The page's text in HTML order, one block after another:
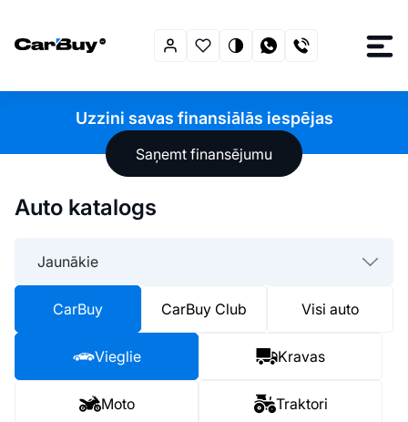
Uzzini savas finansiālās iespējas
Saņemt finansējumu
Auto katalogs
Jaunākie
CarBuy CarBuy Club Visi auto
Vieglie Kravas
Moto Traktori